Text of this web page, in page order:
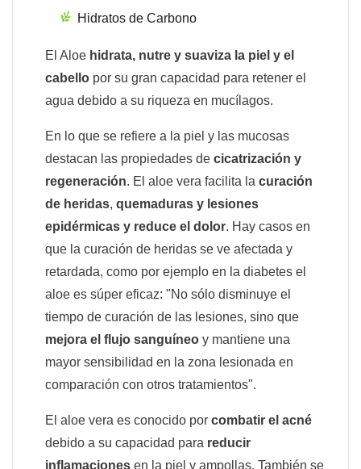
Hidratos de Carbono
El Aloe hidrata, nutre y suaviza la piel y el
cabello por su gran capacidad para retener el
agua debido a su riqueza en mucílagos.
En lo que se refiere a la piel y las mucosas
destacan las propiedades de cicatrización y
regeneración. El aloe vera facilita la curación
de heridas, quemaduras y lesiones
epidérmicas y reduce el dolor. Hay casos en
que la curación de heridas se ve afectada y
retardada, como por ejemplo en la diabetes el
aloe es súper eficaz: "No sólo disminuye el
tiempo de curación de las lesiones, sino que
mejora el flujo sanguíneo y mantiene una
mayor sensibilidad en la zona lesionada en
comparación con otros tratamientos".
El aloe vera es conocido por combatir el acné
debido a su capacidad para reducir
inflamaciones en la piel y ampollas. También se